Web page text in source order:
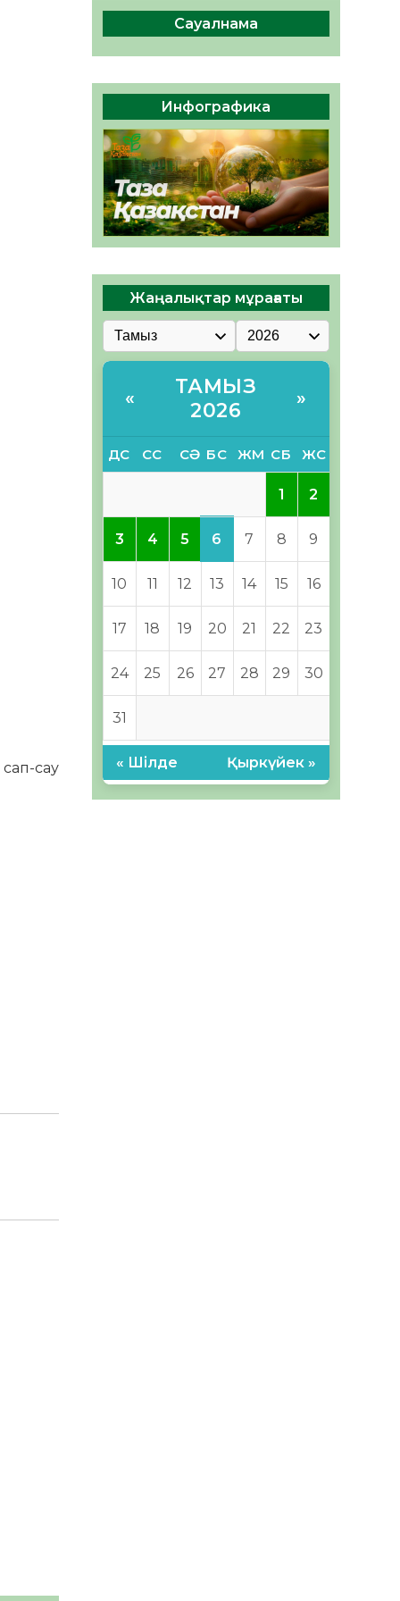
сау
04.08.2026 45 0
Құрылтай: Қызылордада
1344 комиссия мүшесінің
04.08.2026
36 0
ҚҰРЫЛТАЙ САЙЛАУЫ – ЕЛ
БІРЛІГІ МЕН АЗАМАТТЫҚ
ЖАУАПКЕРШІЛІКТІҢ
КӨРІНІСІ
04.08.2026 48 0
Сауалнама
Инфографика
Жаңалықтар мұрағаты
«
ТАМЫЗ
2026
»
ДС СС СӘ БС ЖМ СБ ЖС
1 2
3 4 5 6 7 8 9
10 11 12 13 14 15 16
17 18 19 20 21 22 23
24 25 26 27 28 29 30
31
« Шілде Қыркүйек »